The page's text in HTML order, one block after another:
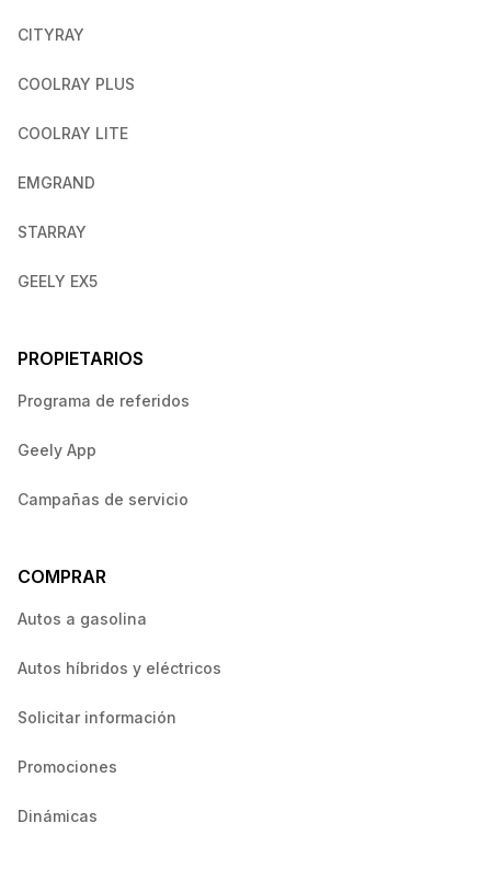
CITYRAY
COOLRAY PLUS
COOLRAY LITE
EMGRAND
STARRAY
GEELY EX5
PROPIETARIOS
Programa de referidos
Geely App
Campañas de servicio
COMPRAR
Autos a gasolina
Autos híbridos y eléctricos
Solicitar información
Promociones
Dinámicas